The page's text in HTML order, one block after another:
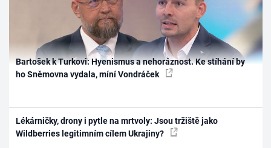
Bartošek k Turkovi: Hyenismus a nehoráznost. Ke stíhání by
ho Sněmovna vydala, míní Vondráček
Lékárničky, drony i pytle na mrtvoly: Jsou tržiště jako
Wildberries legitimním cílem Ukrajiny?